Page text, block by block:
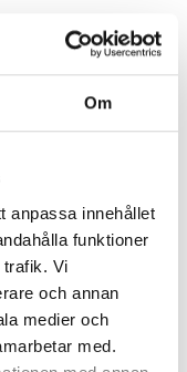
Om
anpassa innehållet
funktioner
Vi
och annan
medier och
med.
sportkanaler i augusti
sitt varumärke